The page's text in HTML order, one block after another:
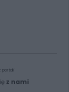
portali
z nami